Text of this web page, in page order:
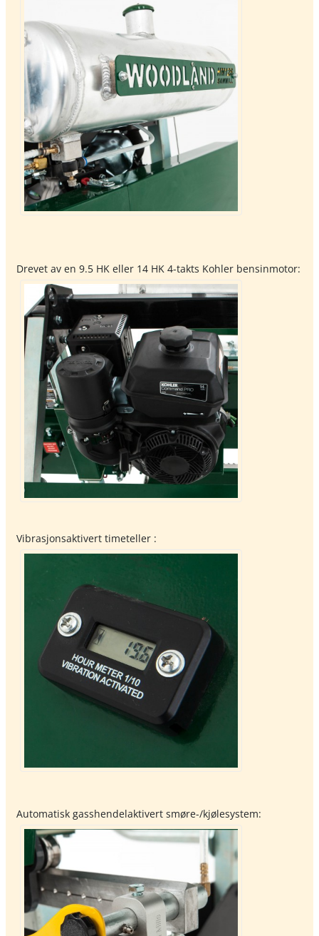
Drevet av en 9.5 HK eller 14 HK 4-takts Kohler bensinmotor:
Vibrasjonsaktivert timeteller :
Automatisk gasshendelaktivert smøre-/kjølesystem: